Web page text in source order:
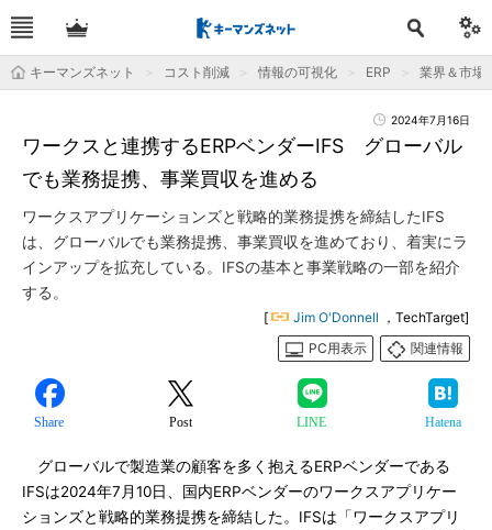
キーマンズネット コスト削減 情報の可視化 ERP 業界＆市場
2024年7月16日
ワークスと連携するERPベンダーIFS グローバル
でも業務提携、事業買収を進める
ワークスアプリケーションズと戦略的業務提携を締結したIFS
は、グローバルでも業務提携、事業買収を進めており、着実にラ
インアップを拡充している。IFSの基本と事業戦略の一部を紹介
する。
[ Jim O'Donnell ，TechTarget]
PC用表示
関連情報
Share Post LINE Hatena
グローバルで製造業の顧客を多く抱えるERPベンダーである
IFSは2024年7月10日、国内ERPベンダーのワークスアプリケー
ションズと戦略的業務提携を締結した。IFSは「ワークスアプリ